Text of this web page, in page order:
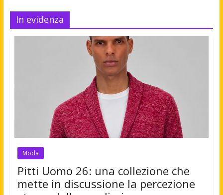
In evidenza
Moda
Pitti Uomo 26: una collezione che
mette in discussione la percezione